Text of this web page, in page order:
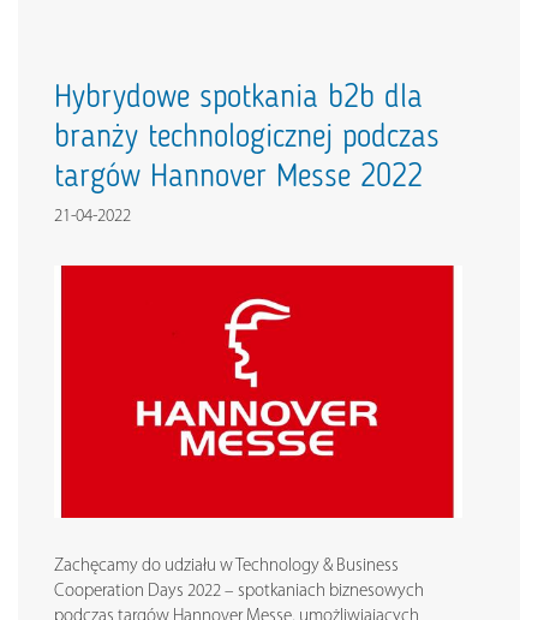
Hybrydowe spotkania b2b dla
branży technologicznej podczas
targów Hannover Messe 2022
21-04-2022
Zachęcamy do udziału w Technology & Business
Cooperation Days 2022 – spotkaniach biznesowych